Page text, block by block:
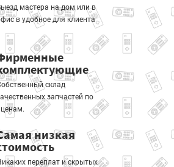
мастера на дом или в
в удобное для клиента
склад
запчастей по
низкая
переплат и скрытых